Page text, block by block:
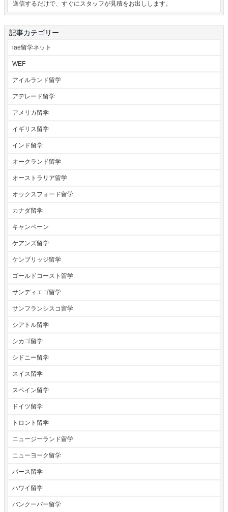
送信するだけで、すぐにスタッフが見積をお出しします。
記事カテゴリー
iae留学ネット
WEF
アイルランド留学
アデレード留学
アメリカ留学
イギリス留学
インド留学
オークランド留学
オーストラリア留学
オックスフォード留学
カナダ留学
キャンペーン
ケアンズ留学
ケンブリッジ留学
ゴールドコースト留学
サンディエゴ留学
サンフランシスコ留学
シアトル留学
シカゴ留学
シドニー留学
スイス留学
スペイン留学
ドイツ留学
トロント留学
ニュージーランド留学
ニューヨーク留学
パース留学
ハワイ留学
バンクーバー留学